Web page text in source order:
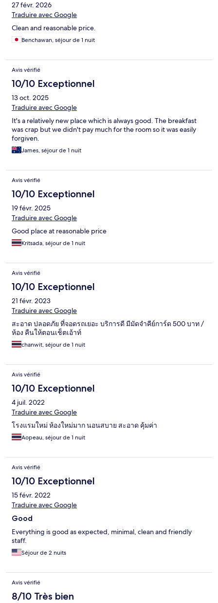
27 févr. 2026
Traduire avec Google
Clean and reasonable price.
Benchawan, séjour de 1 nuit
Avis vérifié
10/10 Exceptionnel
13 oct. 2025
Traduire avec Google
It's a relatively new place which is always good. The breakfast
was crap but we didn't pay much for the room so it was easily
forgiven.
James, séjour de 1 nuit
Avis vérifié
10/10 Exceptionnel
19 févr. 2025
Traduire avec Google
Good place at reasonable price
Kritsada, séjour de 1 nuit
Avis vérifié
10/10 Exceptionnel
21 févr. 2023
Traduire avec Google
สะอาด ปลอดภัย ที่จอดรถเยอะ บริการดี มีมัดจำคีย์การ์ด 500 บาท /
ห้อง คืนให้ตอนเช็ตเอ้าท์
chanwit, séjour de 1 nuit
Avis vérifié
10/10 Exceptionnel
4 juil. 2022
Traduire avec Google
โรงแรมใหม่ ห้องใหม่มาก นอนสบาย สะอาด คุ้มค่า
Aopeau, séjour de 1 nuit
Avis vérifié
10/10 Exceptionnel
15 févr. 2022
Traduire avec Google
Good
Everything is good as expected, minimal, clean and friendly
staff.
Séjour de 2 nuits
Avis vérifié
8/10 Très bien